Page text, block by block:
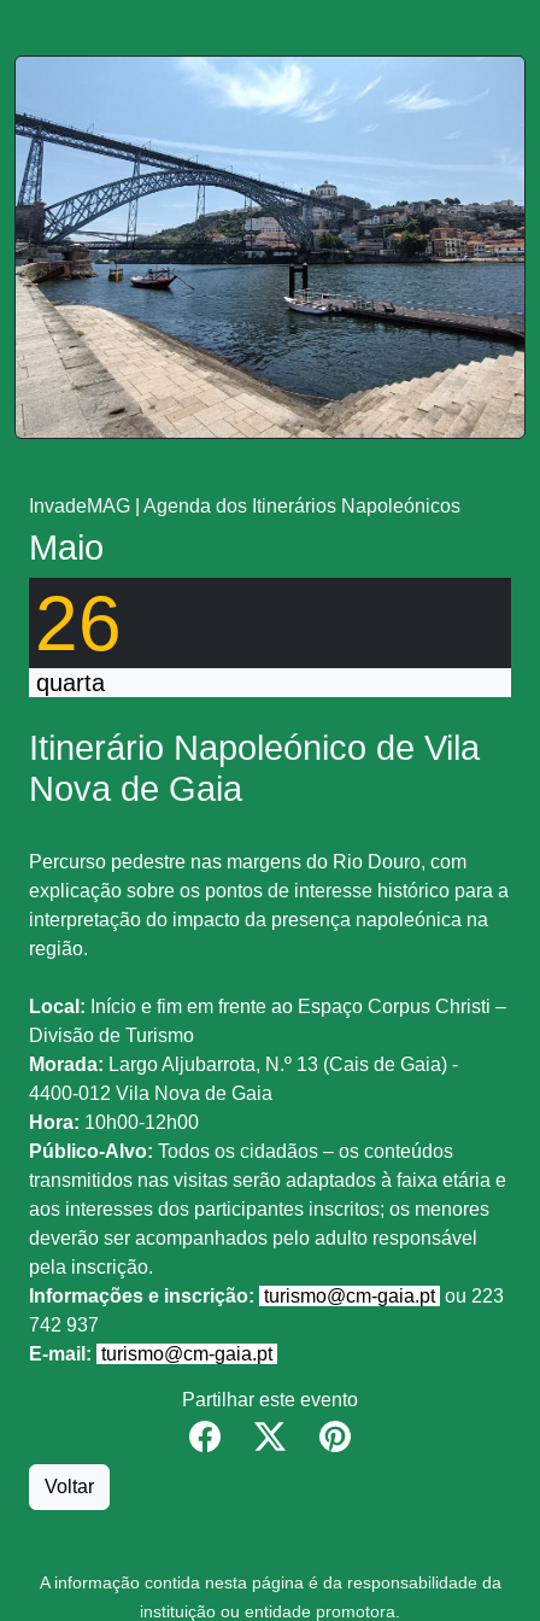
InvadeMAG Agenda dos Itinerários Napoleónicos
Maio
26
quarta
Itinerário Napoleónico de Vila
Nova de Gaia
Percurso pedestre nas margens do Rio Douro, com
explicação sobre os pontos de interesse histórico para a
interpretação do impacto da presença napoleónica na
região.
Local: Início e fim em frente ao Espaço Corpus Christi –
Divisão de Turismo
Morada: Largo Aljubarrota, N.º 13 (Cais de Gaia) -
4400-012 Vila Nova de Gaia
Hora: 10h00-12h00
Público-Alvo: Todos os cidadãos – os conteúdos
transmitidos nas visitas serão adaptados à faixa etária e
aos interesses dos participantes inscritos; os menores
deverão ser acompanhados pelo adulto responsável
pela inscrição.
Informações e inscrição: turismo@cm-gaia.pt ou 223
742 937
E-mail: turismo@cm-gaia.pt
Partilhar este evento
Voltar
A informação contida nesta página é da responsabilidade da
instituição ou entidade promotora.